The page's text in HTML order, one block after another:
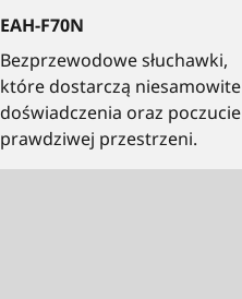
EAH-F70N
Bezprzewodowe słuchawki,
które dostarczą niesamowite
doświadczenia oraz poczucie
prawdziwej przestrzeni.